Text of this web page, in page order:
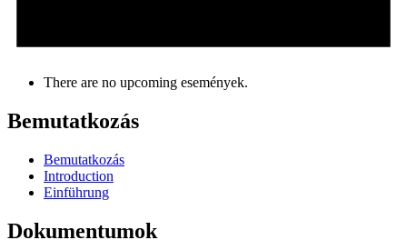
There are no upcoming események.
Bemutatkozás
Bemutatkozás
Introduction
Einführung
Dokumentumok